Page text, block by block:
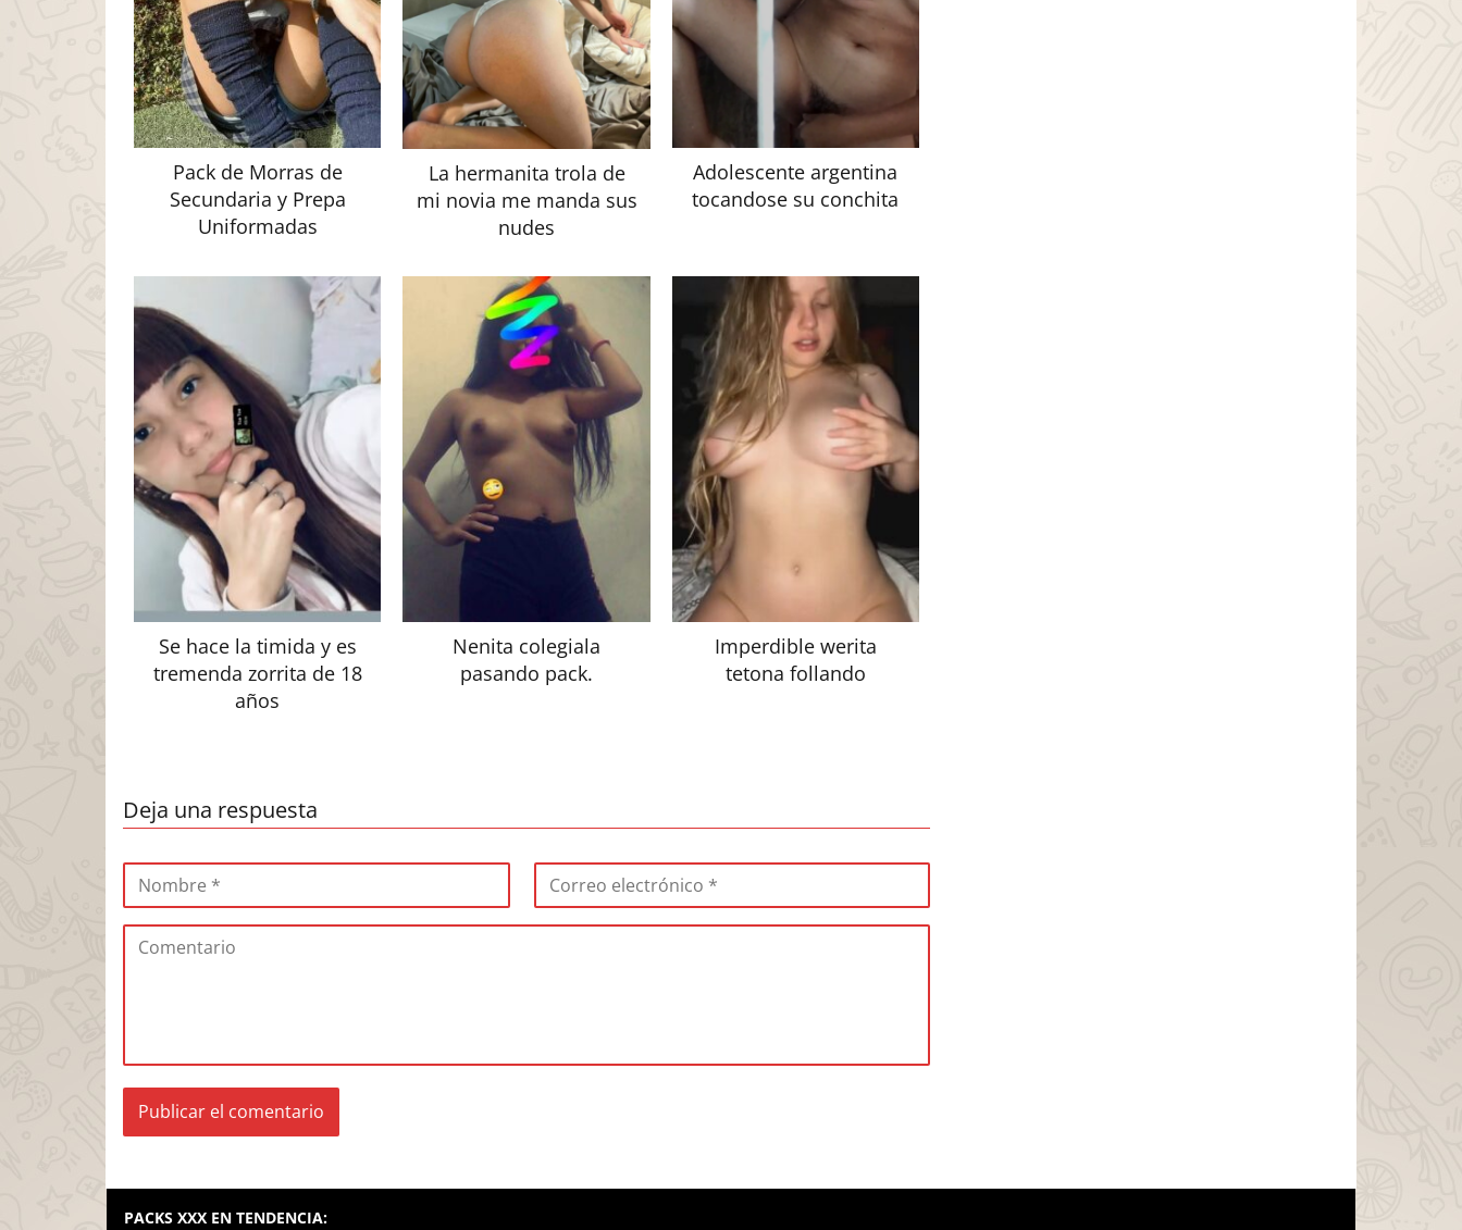
Pack de Morras de
Secundaria y Prepa
Uniformadas
La hermanita trola de
mi novia me manda sus
nudes
Adolescente argentina
tocandose su conchita
Se hace la timida y es
tremenda zorrita de 18
años
Nenita colegiala
pasando pack.
Imperdible werita
tetona follando
Deja una respuesta
PACKS XXX EN TENDENCIA: